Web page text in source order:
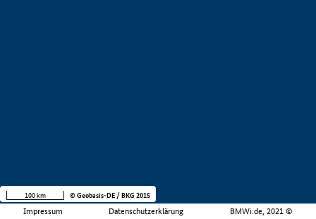
Impressum Datenschutzerklärung BMWi.de, 2021 ©
100 km © Geobasis-DE / BKG 2015